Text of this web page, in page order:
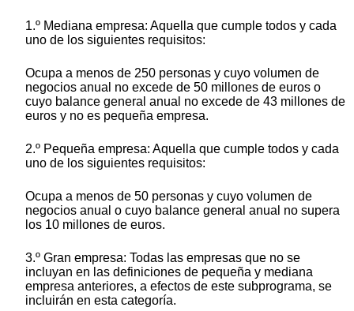
1.º Mediana empresa: Aquella que cumple todos y cada
uno de los siguientes requisitos:
Ocupa a menos de 250 personas y cuyo volumen de
negocios anual no excede de 50 millones de euros o
cuyo balance general anual no excede de 43 millones de
euros y no es pequeña empresa.
2.º Pequeña empresa: Aquella que cumple todos y cada
uno de los siguientes requisitos:
Ocupa a menos de 50 personas y cuyo volumen de
negocios anual o cuyo balance general anual no supera
los 10 millones de euros.
3.º Gran empresa: Todas las empresas que no se
incluyan en las definiciones de pequeña y mediana
empresa anteriores, a efectos de este subprograma, se
incluirán en esta categoría.